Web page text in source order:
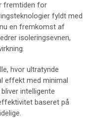
fremtiden for
fyldt med
en fremkomst af
isoleringsevnen,
hvor ultratynde
effekt med minimal
intelligente
baseret på